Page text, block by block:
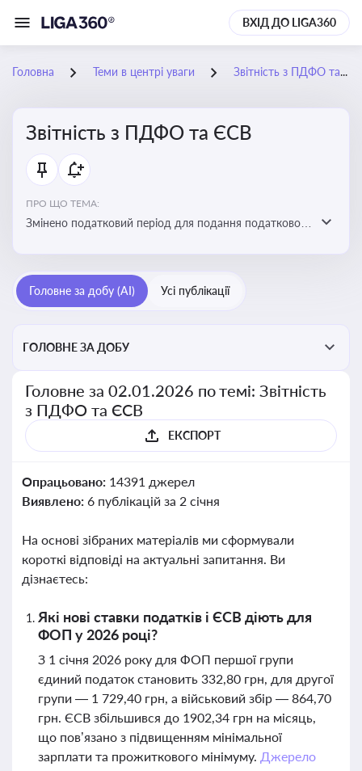
ВХІД ДО LIGA360
Головна Теми в центрі уваги Звітність з ПДФО та ЄСВ
Звітність з ПДФО та ЄСВ
ПРО ЩО ТЕМА:
Змінено податковий період для подання податкового
Головне за добу (AI) Усі публікації
ГОЛОВНЕ ЗА ДОБУ
Головне за 02.01.2026 по темі: Звітність
з ПДФО та ЄСВ
ЕКСПОРТ
Опрацьовано: 14391 джерел
Виявлено: 6 публікацій за 2 січня
На основі зібраних матеріалів ми сформували
короткі відповіді на актуальні запитання. Ви
дізнаєтесь:
Які нові ставки податків і ЄСВ діють для
ФОП у 2026 році?
З 1 січня 2026 року для ФОП першої групи
єдиний податок становить 332,80 грн, для другої
групи — 1 729,40 грн, а військовий збір — 864,70
грн. ЄСВ збільшився до 1902,34 грн на місяць,
що пов’язано з підвищенням мінімальної
зарплати та прожиткового мінімуму. Джерело